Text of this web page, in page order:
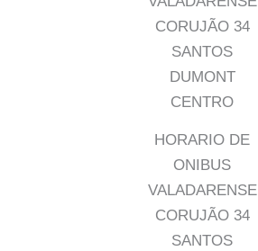
HORARIO DE
ONIBUS
VALADARENSE
CORUJÃO 34
SANTOS